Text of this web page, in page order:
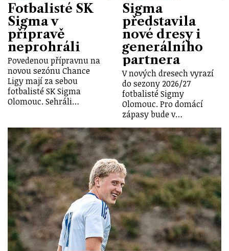
Fotbalisté SK
Sigma v
přípravě
neprohráli
Povedenou přípravnu na
novou sezónu Chance
Ligy mají za sebou
fotbalisté SK Sigma
Olomouc. Sehráli…
Sigma
představila
nové dresy i
generálního
partnera
V nových dresech vyrazí
do sezony 2026/27
fotbalisté Sigmy
Olomouc. Pro domácí
zápasy bude v…